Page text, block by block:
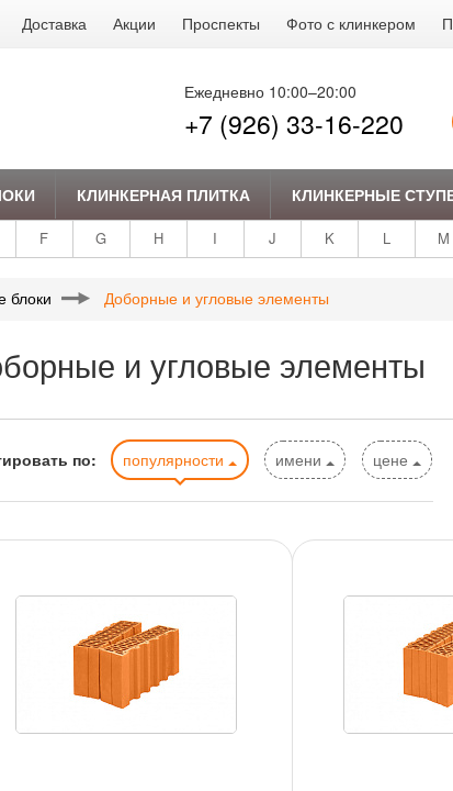
Доставка Акции Проспекты Фото с клинкером
Ежедневно 10:00–20:00
+7 (926) 33-16-220
КЛИНКЕРНАЯ ПЛИТКА КЛИНКЕРНЫЕ
F G H I J K L M
блоки Доборные и угловые элементы
и угловые элементы
по: популярности имени цене